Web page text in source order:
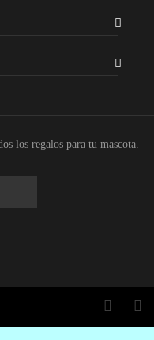
los regalos para tu mascota.